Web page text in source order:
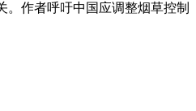
作者呼吁中国应调整烟草控制